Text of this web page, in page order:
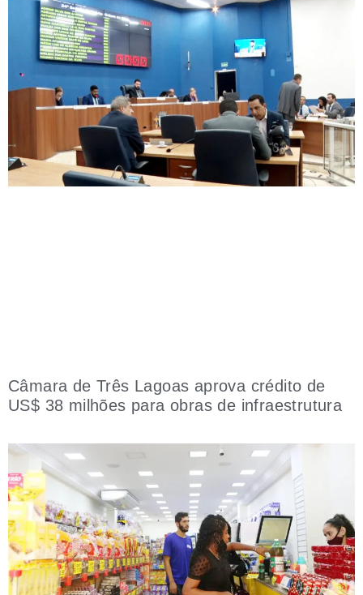
Câmara de Três Lagoas aprova crédito de
US$ 38 milhões para obras de infraestrutura